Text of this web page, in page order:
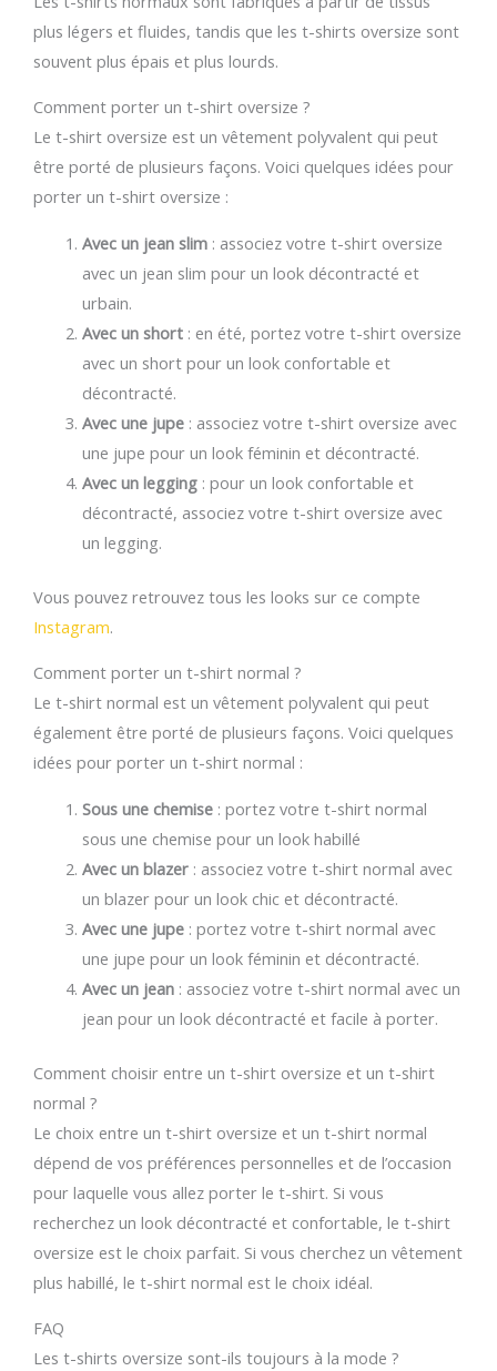
plus légers et fluides, tandis que les t-shirts oversize sont
souvent plus épais et plus lourds.
Comment porter un t-shirt oversize ?
Le t-shirt oversize est un vêtement polyvalent qui peut
être porté de plusieurs façons. Voici quelques idées pour
porter un t-shirt oversize :
Avec un jean slim: associez votre t-shirt oversize
avec un jean slim pour un look décontracté et
urbain.
Avec un short: en été, portez votre t-shirt oversize
avec un short pour un look confortable et
décontracté.
Avec une jupe: associez votre t-shirt oversize avec
une jupe pour un look féminin et décontracté.
Avec un legging: pour un look confortable et
décontracté, associez votre t-shirt oversize avec
un legging.
Vous pouvez retrouvez tous les looks sur ce compte
Instagram.
Comment porter un t-shirt normal ?
Le t-shirt normal est un vêtement polyvalent qui peut
également être porté de plusieurs façons. Voici quelques
idées pour porter un t-shirt normal :
Sous une chemise: portez votre t-shirt normal
sous une chemise pour un look habillé
Avec un blazer: associez votre t-shirt normal avec
un blazer pour un look chic et décontracté.
Avec une jupe: portez votre t-shirt normal avec
une jupe pour un look féminin et décontracté.
Avec un jean: associez votre t-shirt normal avec un
jean pour un look décontracté et facile à porter.
Comment choisir entre un t-shirt oversize et un t-shirt
normal ?
Le choix entre un t-shirt oversize et un t-shirt normal
dépend de vos préférences personnelles et de l’occasion
pour laquelle vous allez porter le t-shirt. Si vous
recherchez un look décontracté et confortable, le t-shirt
oversize est le choix parfait. Si vous cherchez un vêtement
plus habillé, le t-shirt normal est le choix idéal.
FAQ
Les t-shirts oversize sont-ils toujours à la mode ?